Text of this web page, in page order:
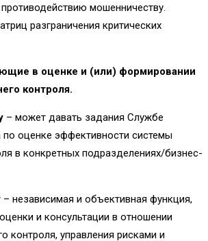
мошенничеству.
разграничения критических
в оценке и (или) формировании
контроля.
– может давать задания Службе
по оценке эффективности системы
в конкретных подразделениях/бизнес-
– независимая и объективная функция,
и консультации в отношении
контроля, управления рисками и